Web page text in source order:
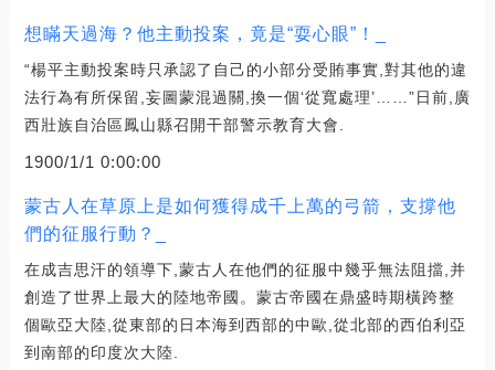
想瞞天過海？他主動投案，竟是“耍心眼”！_
“楊平主動投案時只承認了自己的小部分受賄事實,對其他的違
法行為有所保留,妄圖蒙混過關,換一個‘從寬處理’……”日前,廣
西壯族自治區鳳山縣召開干部警示教育大會.
1900/1/1 0:00:00
蒙古人在草原上是如何獲得成千上萬的弓箭，支撐他
們的征服行動？_
在成吉思汗的領導下,蒙古人在他們的征服中幾乎無法阻擋,并
創造了世界上最大的陸地帝國。蒙古帝國在鼎盛時期橫跨整
個歐亞大陸,從東部的日本海到西部的中歐,從北部的西伯利亞
到南部的印度次大陸.